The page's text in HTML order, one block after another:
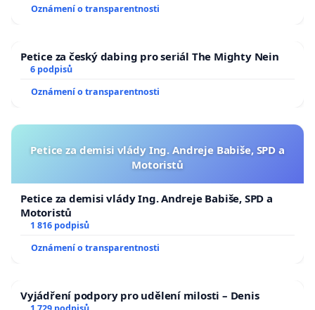
Oznámení o transparentnosti
Petice za český dabing pro seriál The Mighty Nein
6 podpisů
Oznámení o transparentnosti
Petice za demisi vlády Ing. Andreje Babiše, SPD a
Motoristů
Petice za demisi vlády Ing. Andreje Babiše, SPD a
Motoristů
1 816 podpisů
Oznámení o transparentnosti
Vyjádření podpory pro udělení milosti – Denis